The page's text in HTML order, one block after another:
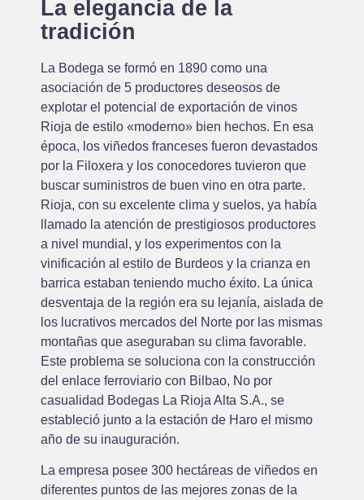
La elegancia de la
tradición
La Bodega se formó en 1890 como una
asociación de 5 productores deseosos de
explotar el potencial de exportación de vinos
Rioja de estilo «moderno» bien hechos. En esa
época, los viñedos franceses fueron devastados
por la Filoxera y los conocedores tuvieron que
buscar suministros de buen vino en otra parte.
Rioja, con su excelente clima y suelos, ya había
llamado la atención de prestigiosos productores
a nivel mundial, y los experimentos con la
vinificación al estilo de Burdeos y la crianza en
barrica estaban teniendo mucho éxito. La única
desventaja de la región era su lejanía, aislada de
los lucrativos mercados del Norte por las mismas
montañas que aseguraban su clima favorable.
Este problema se soluciona con la construcción
del enlace ferroviario con Bilbao, No por
casualidad Bodegas La Rioja Alta S.A., se
estableció junto a la estación de Haro el mismo
año de su inauguración.
La empresa posee 300 hectáreas de viñedos en
diferentes puntos de las mejores zonas de la